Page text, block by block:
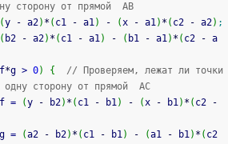
сторону от прямой  AB
(y - a2) * ( c1 - a1) - (x - a1) * ( c2 - a2) ;
( b2 - a2) * ( c1 - a1) - ( b1 - a1) * ( c2 - a
f*g > 0) {
// Проверяем, лежат ли точки
сторону от прямой  AC
			f
= (y - b2) * ( c1 - b1) - (x - b1) * ( c2
-
			g
= (a2 - b2) * ( c1 - b1) - (a1 - b1) * (